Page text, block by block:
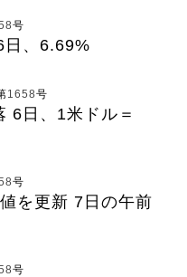
号
日、6.69%
1658号
6日、1米ドル＝
号
を更新 7日の午前
号